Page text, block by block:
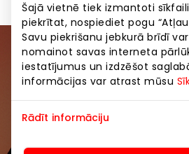
Šajā vietnē tiek izmantoti
piekrītat, nospiediet pogu
Savu piekrišanu jebkurā brīdī
nomainot savas interneta
iestatījumus un izdzēšot
informācijas var atrast mūsu
Rādīt informāciju
Pievienojieties
pasākumiem un jaunāko
izklaides centros “AKROPOLE
Rīga”.